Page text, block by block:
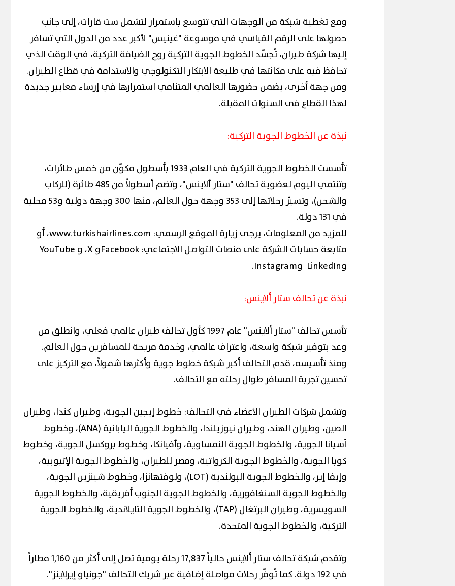
ومع تغطية شبكة من الوجهات التي تتوسع باستمرار لتشمل ست قارات، إلى جانب
حصولها على الرقم القياسي في موسوعة "غينيس" لأكبر عدد من الدول التي تسافر
إليها شركة طيران، تُجسّد الخطوط الجوية التركية روح الضيافة التركية، في الوقت الذي
تحافظ فيه على مكانتها في طليعة الابتكار التكنولوجي والاستدامة في قطاع الطيران.
ومن جهة أخرى، يضمن حضورها العالمي المتنامي استمرارها في إرساء معايير جديدة
لهذا القطاع فى السنوات المقبلة.
نبذة عن الخطوط الجوية التركية:
تأسست الخطوط الجوية التركية في العام 1933 بأسطول مكوّن من خمس طائرات،
وتنتمي اليوم لعضوية تحالف "ستار ألاينس"، وتضم أسطولاً من 485 طائرة (للركاب
والشحن)، وتسيّر رحلاتها إلى 353 وجهة حول العالم، منها 300 وجهة دولية و53 محلية
في 131 دولة.
للمزيد من المعلومات، يرجى زيارة الموقع الرسمي: www.turkishairlines.com، أو
متابعة حسابات الشركة على منصات التواصل الاجتماعي: Facebookو X، و YouTube
وLinkedIn وInstagram.
نبذة عن تحالف ستار ألاينس:
تأسس تحالف "ستار ألاينس" عام 1997 كأول تحالف طيران عالمي فعلي، وانطلق من
وعد بتوفير شبكة واسعة، واعتراف عالمي، وخدمة مريحة للمسافرين حول العالم.
ومنذ تأسيسه، قدم التحالف أكبر شبكة خطوط جوية وأكثرها شمولاً، مع التركيز على
تحسين تجربة المسافر طوال رحلته مع التحالف.
وتشمل شركات الطيران الأعضاء في التحالف: خطوط إيجين الجوية، وطيران كندا، وطيران
الصين، وطيران الهند، وطيران نيوزيلندا، والخطوط الجوية اليابانية (ANA)، وخطوط
آسيانا الجوية، والخطوط الجوية النمساوية، وأفيانكا، وخطوط بروكسل الجوية، وخطوط
كوبا الجوية، والخطوط الجوية الكرواتية، ومصر للطيران، والخطوط الجوية الإثيوبية،
وإيفا إير، والخطوط الجوية البولندية (LOT)، ولوفتهانزا، وخطوط شينزين الجوية،
والخطوط الجوية السنغافورية، والخطوط الجوية الجنوب أفريقية، والخطوط الجوية
السويسرية، وطيران البرتغال (TAP)، والخطوط الجوية التايلاندية، والخطوط الجوية
التركية، والخطوط الجوية المتحدة.
وتقدم شبكة تحالف ستار ألاينس حالياً 17,837 رحلة يومية تصل إلى أكثر من 1,160 مطاراً
في 192 دولة. كما تُوفّر رحلات مواصلة إضافية عبر شريك التحالف "جونياو إيرلاينز".